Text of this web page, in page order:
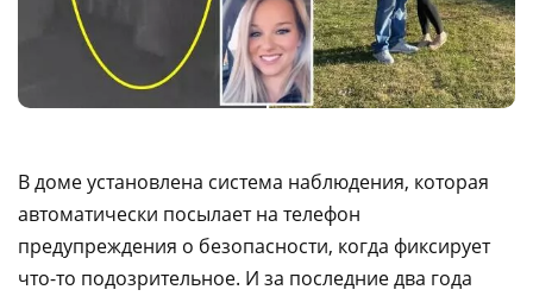
В доме установлена система наблюдения, которая
автоматически посылает на телефон
предупреждения о безопасности, когда фиксирует
что-то подозрительное. И за последние два года